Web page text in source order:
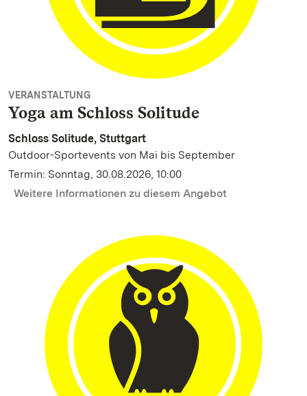
VERANSTALTUNG
Yoga am Schloss Solitude
Schloss Solitude, Stuttgart
Outdoor-Sportevents von Mai bis September
Termin: Sonntag, 30.08.2026, 10:00
Weitere Informationen zu diesem Angebot